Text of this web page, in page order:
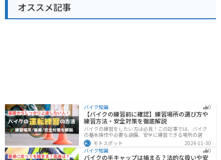
オススメ記事
バイク知識 0
【バイクの練習前に確認】練習場所の選び方や
練習方法・安全対策を徹底解説
バイクの練習をしたい方は必見！この記事では、バイク
の基本操作や必要な装備、安全に練習できる場所の選び
方や練習方法を解説しています。実は、バイクの点検や
整備、基本的な練習をバランスよく行うことが大切で
す。この記事を読めば、安全で快適にバイク練習を行う
方法がわかります。
モトスポット
2024-11-30
バイク知識
0
バイクの半キャップは捕まる？法的な扱いや安